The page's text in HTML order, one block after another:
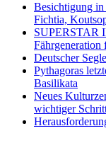
Besichtigung
Fichtia,
SUPERSTAR
Fährgeneration
Deutscher
Pythagoras
Basilikata
Neues
wichtiger